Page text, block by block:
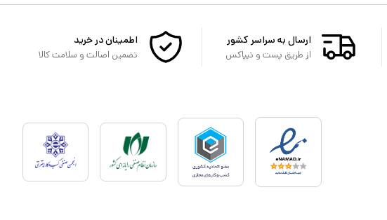
ارسال به سراسر کشور
از طریق پست و تیپاکس
اطمینان در خرید
تضمین اصالت و سلامت کالا